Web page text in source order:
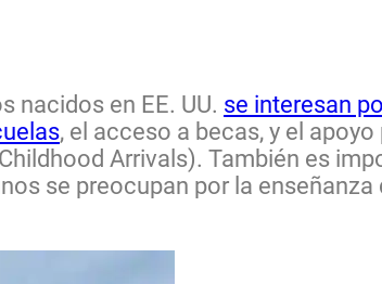
nacidos en EE. UU. se interesan
, el acceso a becas, y el
Arrivals). También es
se preocupan por la enseñanza